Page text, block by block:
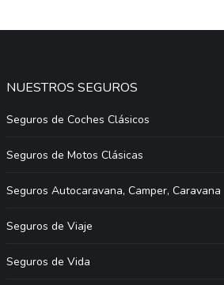
NUESTROS SEGUROS
Seguros de Coches Clásicos
Seguros de Motos Clásicas
Seguros Autocaravana, Camper, Caravana
Seguros de Viaje
Seguros de Vida